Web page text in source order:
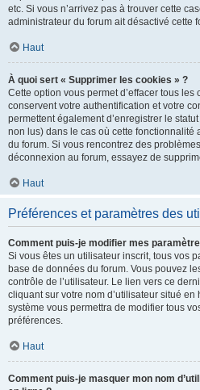
etc. Si vous n’arrivez pas à trouver cette
administrateur du forum ait désactivé cette
Haut
À quoi sert « Supprimer les cookies » ?
Cette option vous permet d’effacer tous
conservent votre authentification et votre
permettent également d’enregistrer le
non lus) dans le cas où cette fonctionnalité
du forum. Si vous rencontrez des
déconnexion au forum, essayez de
Haut
Préférences et paramètres des
Comment puis-je modifier mes
Si vous êtes un utilisateur inscrit, tous vos
base de données du forum. Vous pouvez
contrôle de l’utilisateur. Le lien vers ce
cliquant sur votre nom d’utilisateur situé
système vous permettra de modifier tous
préférences.
Haut
Comment puis-je masquer mon nom